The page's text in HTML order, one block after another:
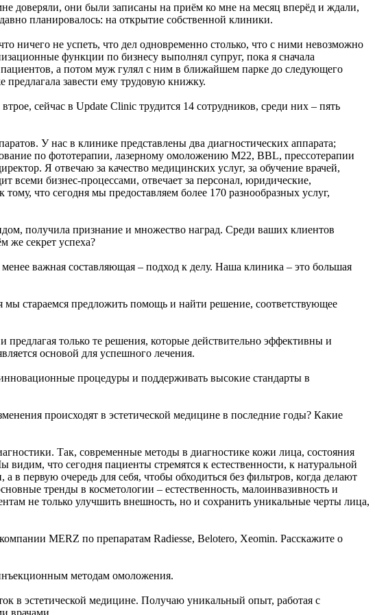
доверяли, они были записаны на приём ко мне на месяц вперёд и ждали,
планировалось: на открытие собственной клиники.
ничего не успеть, что дел одновременно столько, что с ними невозможно
функции по бизнесу выполнял супруг, пока я сначала
а потом муж гулял с ним в ближайшем парке до следующего
завести ему трудовую книжку.
сейчас в Update Clinic трудится 14 сотрудников, среди них – пять
У нас в клинике представлены два диагностических аппарата;
по фототерапии, лазерному омоложению М22, BBL, прессотерапии
Я отвечаю за качество медицинских услуг, за обучение врачей,
бизнес-процессами, отвечает за персонал, юридические,
что сегодня мы предоставляем более 170 разнообразных услуг,
получила признание и множество наград. Среди ваших клиентов
же секрет успеха?
важная составляющая – подход к делу. Наша клиника – это большая
мы стараемся предложить помощь и найти решение, соответствующее
только те решения, которые действительно эффективны и
основой для успешного лечения.
процедуры и поддерживать высокие стандарты в
происходят в эстетической медицине в последние годы? Какие
Так, современные методы в диагностике кожи лица, состояния
что сегодня пациенты стремятся к естественности, к натуральной
в первую очередь для себя, чтобы обходиться без фильтров, когда делают
тренды в косметологии – естественность, малоинвазивность и
не только улучшить внешность, но и сохранить уникальные черты лица,
MERZ по препаратам Radiesse, Belotero, Xeomin. Расскажите о
методам омоложения.
в эстетической медицине. Получаю уникальный опыт, работая с
врачами.